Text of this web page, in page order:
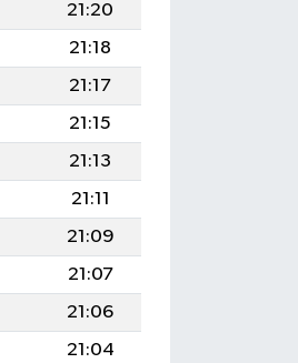
21:20
21:18
21:17
21:15
21:13
21:11
21:09
21:07
21:06
21:04